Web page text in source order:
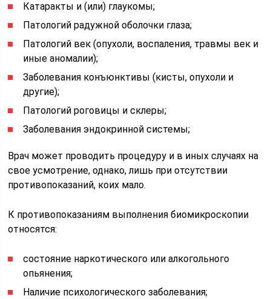
Катаракты и (или) глаукомы;
Патологий радужной оболочки глаза;
Патологий век (опухоли, воспаления, травмы век и
иные аномалии);
Заболевания конъюнктивы (кисты, опухоли и
другие);
Патологий роговицы и склеры;
Заболевания эндокринной системы;
Врач может проводить процедуру и в иных случаях на
свое усмотрение, однако, лишь при отсутствии
противопоказаний, коих мало.
К противопоказаниям выполнения биомикроскопии
относятся:
состояние наркотического или алкогольного
опьянения;
Наличие психологического заболевания;